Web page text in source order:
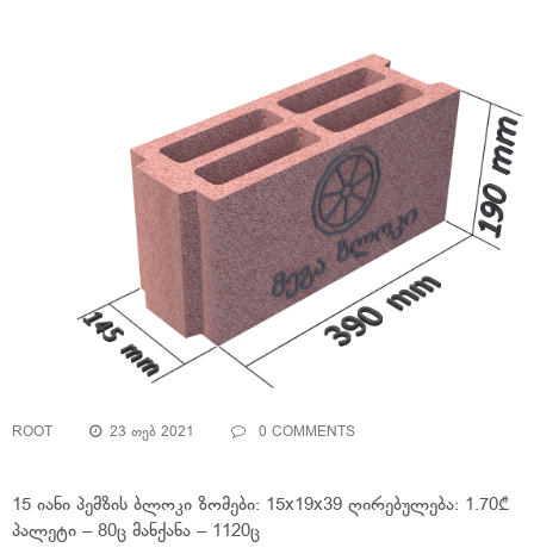
ROOT 23 ᲗᲔᲑ 2021 0 COMMENTS
15 იანი პემზის ბლოკი ზომები: 15x19x39 ღირებულება: 1.70₾
პალეტი – 80ც მანქანა – 1120ც